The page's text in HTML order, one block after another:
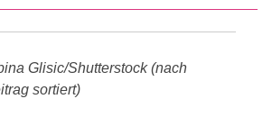
Glisic/Shutterstock (nach
sortiert)